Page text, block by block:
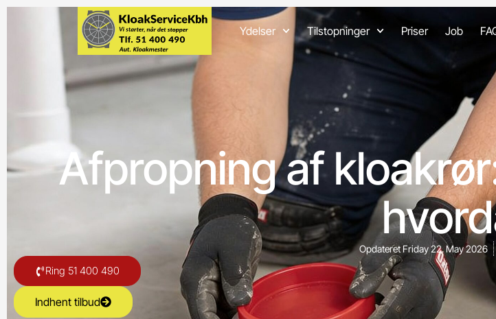
Ydelser Tilstopninger Priser Job
Afpropning af
Opdateret Friday 22. May 2026
Ring 51 400 490
Indhent tilbud